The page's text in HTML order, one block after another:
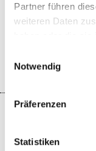
Partner führen
weiteren Daten
Notwendig
Präferenzen
Statistiken
DID YOU FIND